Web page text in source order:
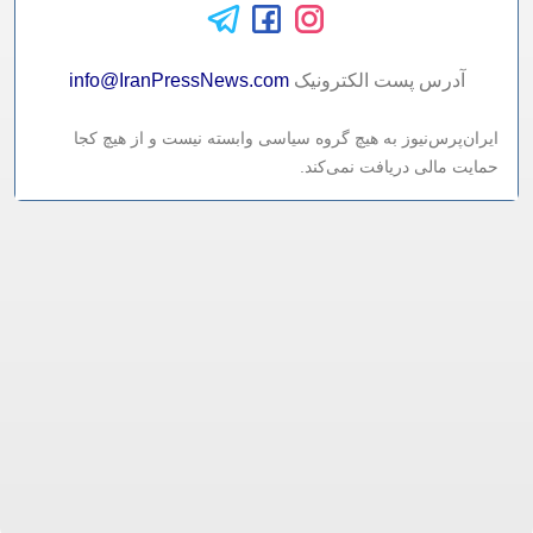
آدرس پست الکترونيکinfo@IranPressNews.com
ایران‌پرس‌نیوز به هیچ گروه سیاسی وابسته نیست و از هیچ کجا
حمایت مالی دریافت نمی‌کند.